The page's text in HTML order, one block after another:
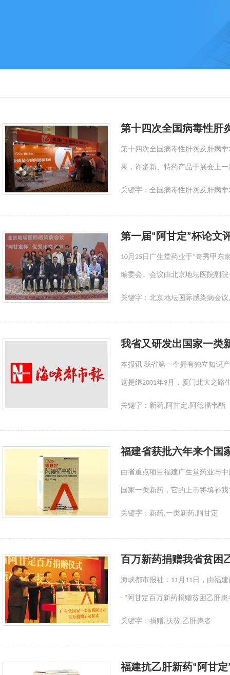
第十四次全国病毒性肝
第十四次全国病毒性肝炎及肝病
果，许多新、特药产品于展会上
关键字： 全国病毒性肝炎及肝病
第一届“阿甘定”杯论文
10月25日广生堂药业于“奇秀甲东
编委会。会议由北京地坛医院副
关键字： 北京地坛国际感染病会
我省又研发出国家一类
本报讯 我省第一个拥有独立知识
这是继2001年9月，厦门北大之路
关键字： 新药,阿甘定,阿德福韦酯
福建省获批六年来个国
由省重点项目福建广生堂药业与
国家一类新药，它的上市将填补
关键字： 新药,一类新药,阿甘定
百万新药捐赠我省贫困
海峡都市报社：11月11日，由福
- “阿甘定百万新药捐赠贫困乙肝患
关键字： 捐赠,扶贫,乙肝患者
福建抗乙肝新药“阿甘